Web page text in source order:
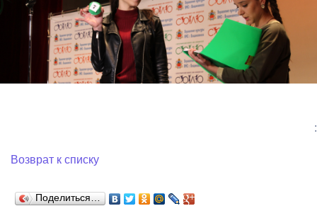
:
Возврат к списку
Поделиться…